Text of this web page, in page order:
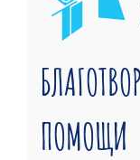
ПОМОЩИ